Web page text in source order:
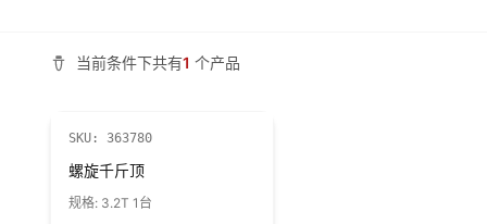
当前条件下共有1 个产品
SKU: 363780
螺旋千斤顶
规格: 3.2T 1台